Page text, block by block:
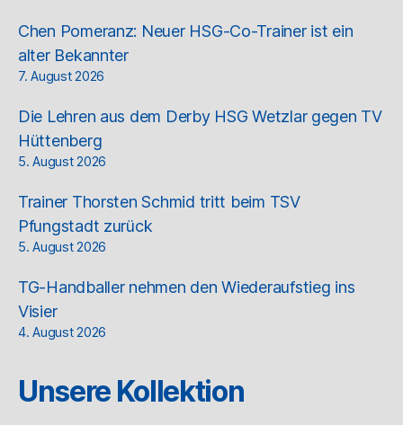
Chen Pomeranz: Neuer HSG-Co-Trainer ist ein
alter Bekannter
7. August 2026
Die Lehren aus dem Derby HSG Wetzlar gegen TV
Hüttenberg
5. August 2026
Trainer Thorsten Schmid tritt beim TSV
Pfungstadt zurück
5. August 2026
TG-Handballer nehmen den Wiederaufstieg ins
Visier
4. August 2026
Unsere Kollektion